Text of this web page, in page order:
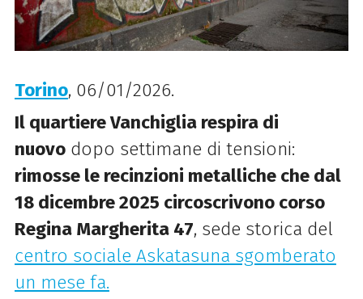
Torino, 06/01/2026.
Il quartiere Vanchiglia respira di
nuovodopo settimane di tensioni:
rimosse le recinzioni metalliche che dal
18 dicembre 2025 circoscrivono corso
Regina Margherita 47, sede storica del
centro sociale Askatasuna sgomberato
un mese fa.